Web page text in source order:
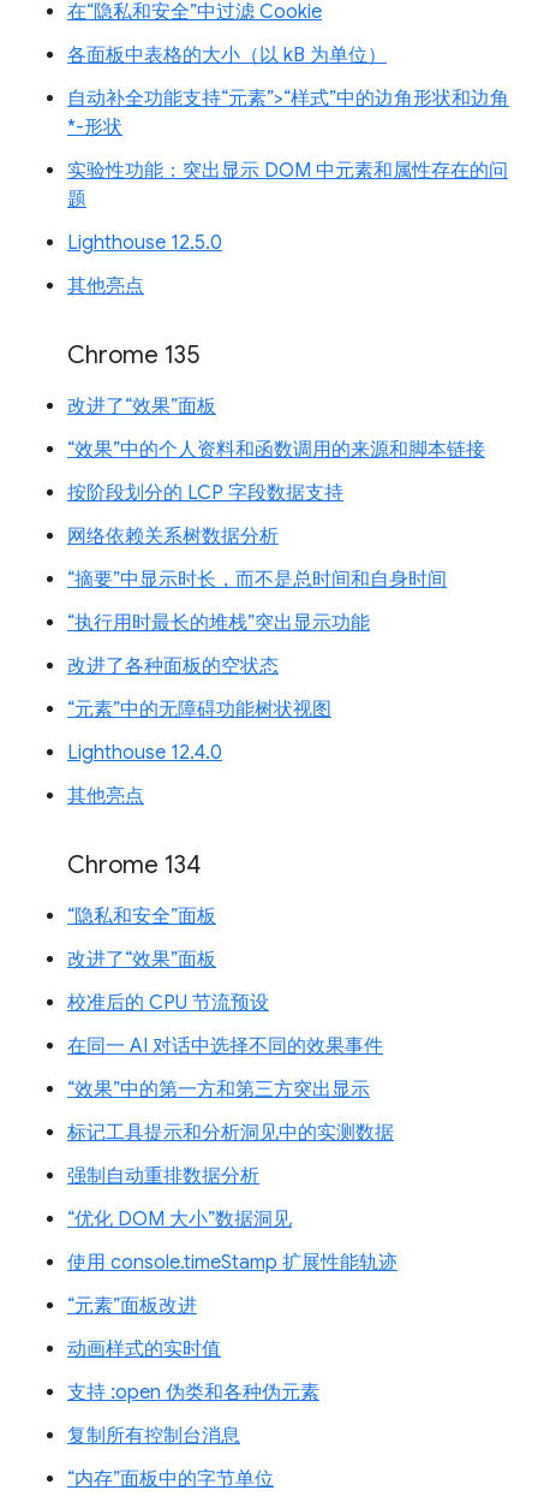
在“隐私和安全”中过滤 Cookie
各面板中表格的大小（以 kB 为单位）
自动补全功能支持“元素”>“样式”中的边角形状和边角
*-形状
实验性功能：突出显示 DOM 中元素和属性存在的问
题
Lighthouse 12.5.0
其他亮点
Chrome 135
改进了“效果”面板
“效果”中的个人资料和函数调用的来源和脚本链接
按阶段划分的 LCP 字段数据支持
网络依赖关系树数据分析
“摘要”中显示时长，而不是总时间和自身时间
“执行用时最长的堆栈”突出显示功能
改进了各种面板的空状态
“元素”中的无障碍功能树状视图
Lighthouse 12.4.0
其他亮点
Chrome 134
“隐私和安全”面板
改进了“效果”面板
校准后的 CPU 节流预设
在同一 AI 对话中选择不同的效果事件
“效果”中的第一方和第三方突出显示
标记工具提示和分析洞见中的实测数据
强制自动重排数据分析
“优化 DOM 大小”数据洞见
使用 console.timeStamp 扩展性能轨迹
“元素”面板改进
动画样式的实时值
支持 :open 伪类和各种伪元素
复制所有控制台消息
“内存”面板中的字节单位